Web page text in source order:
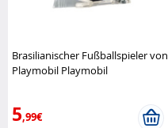
Brasilianischer Fußballspieler von
Playmobil Playmobil
5,99€